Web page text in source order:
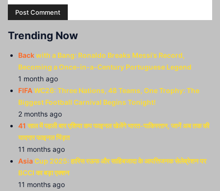
Trending Now
Backwith a Bang: Ronaldo Breaks Messi’s Record,
Becoming a Once-in-a-Century Portuguese Legend
1 month ago
FIFAWC26: Three Nations, 48 Teams, One Trophy: The
Biggest Football Carnival Begins Tonight!
2 months ago
41 साल में पहली बार एशिया कप फाइनल खेलेंगे भारत-पाकिस्तान, जानें अब तक की
यादगार फाइनल भिंड़त
11 months ago
AsiaCup 2025: हारिस रऊफ और साहिबजादा के आपत्तिजनक सेलेब्रेशन पर
BCCI का बड़ा एक्शन
11 months ago